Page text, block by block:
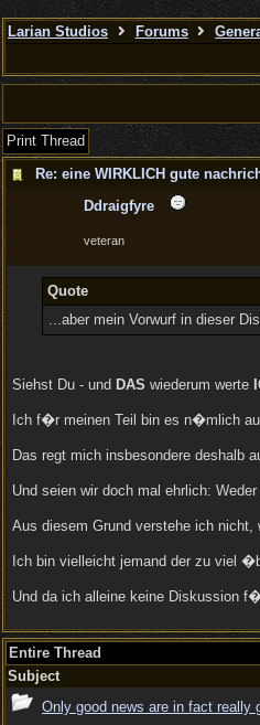
Larian Studios Forums
Print Thread
Re: eine WIRKLICH gute
Ddraigfyre
veteran
Quote
...aber mein Vorwurf in dieser
Siehst Du - und DAS wiederum werte
Ich f�r meinen Teil bin es n�mlich
Das regt mich insbesondere deshalb
Und seien wir doch mal ehrlich:
Aus diesem Grund verstehe ich
Ich bin vielleicht jemand der zu viel
Und da ich alleine keine Diskussion
Entire Thread
Subject
Only good news are in fact really